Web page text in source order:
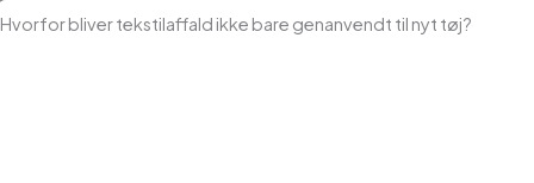
Hvorfor bliver tekstilaffald ikke bare genanvendt til nyt tøj?